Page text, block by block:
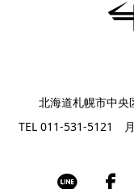
北海道札幌市中央
TEL 011-531-5121